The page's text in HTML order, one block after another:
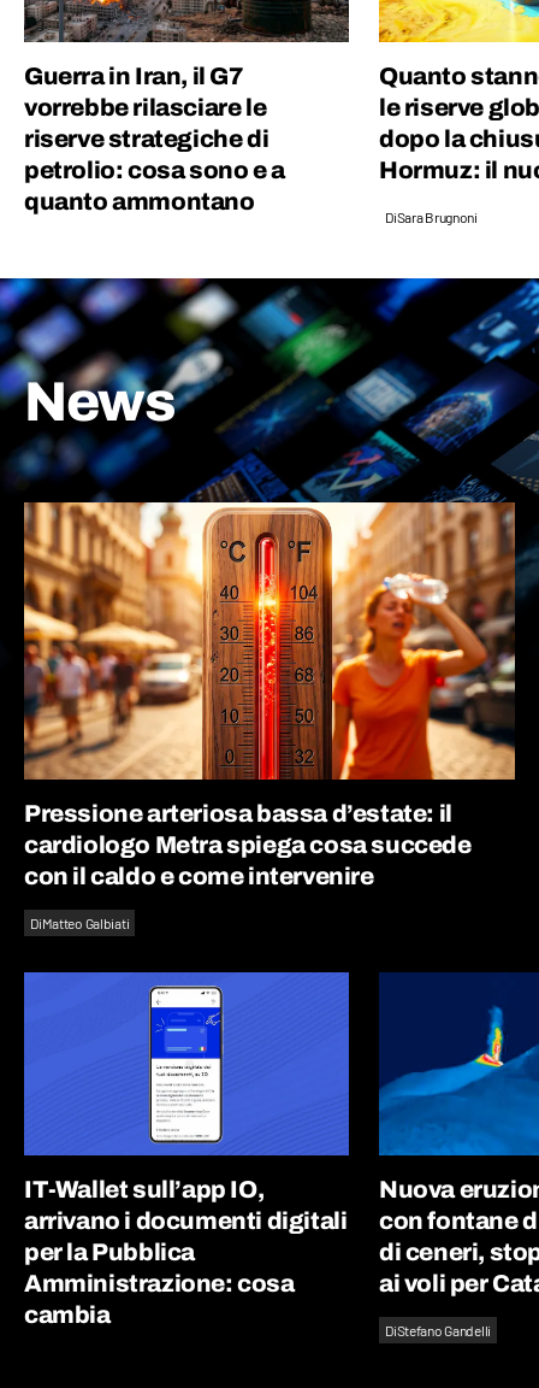
Guerra in Iran, il G7
vorrebbe rilasciare le
riserve strategiche di
petrolio: cosa sono e a
quanto ammontano
Quanto
le riserve
dopo la
Hormuz: il
DiSara Brugnoni
News
Pressione arteriosa bassa d’estate: il
cardiologo Metra spiega cosa succede
con il caldo e come intervenire
DiMatteo Galbiati
IT-Wallet sull’app IO,
arrivano i documenti digitali
per la Pubblica
Amministrazione: cosa
cambia
Nuova
con fontane
di ceneri,
ai voli per
DiStefano Gandelli